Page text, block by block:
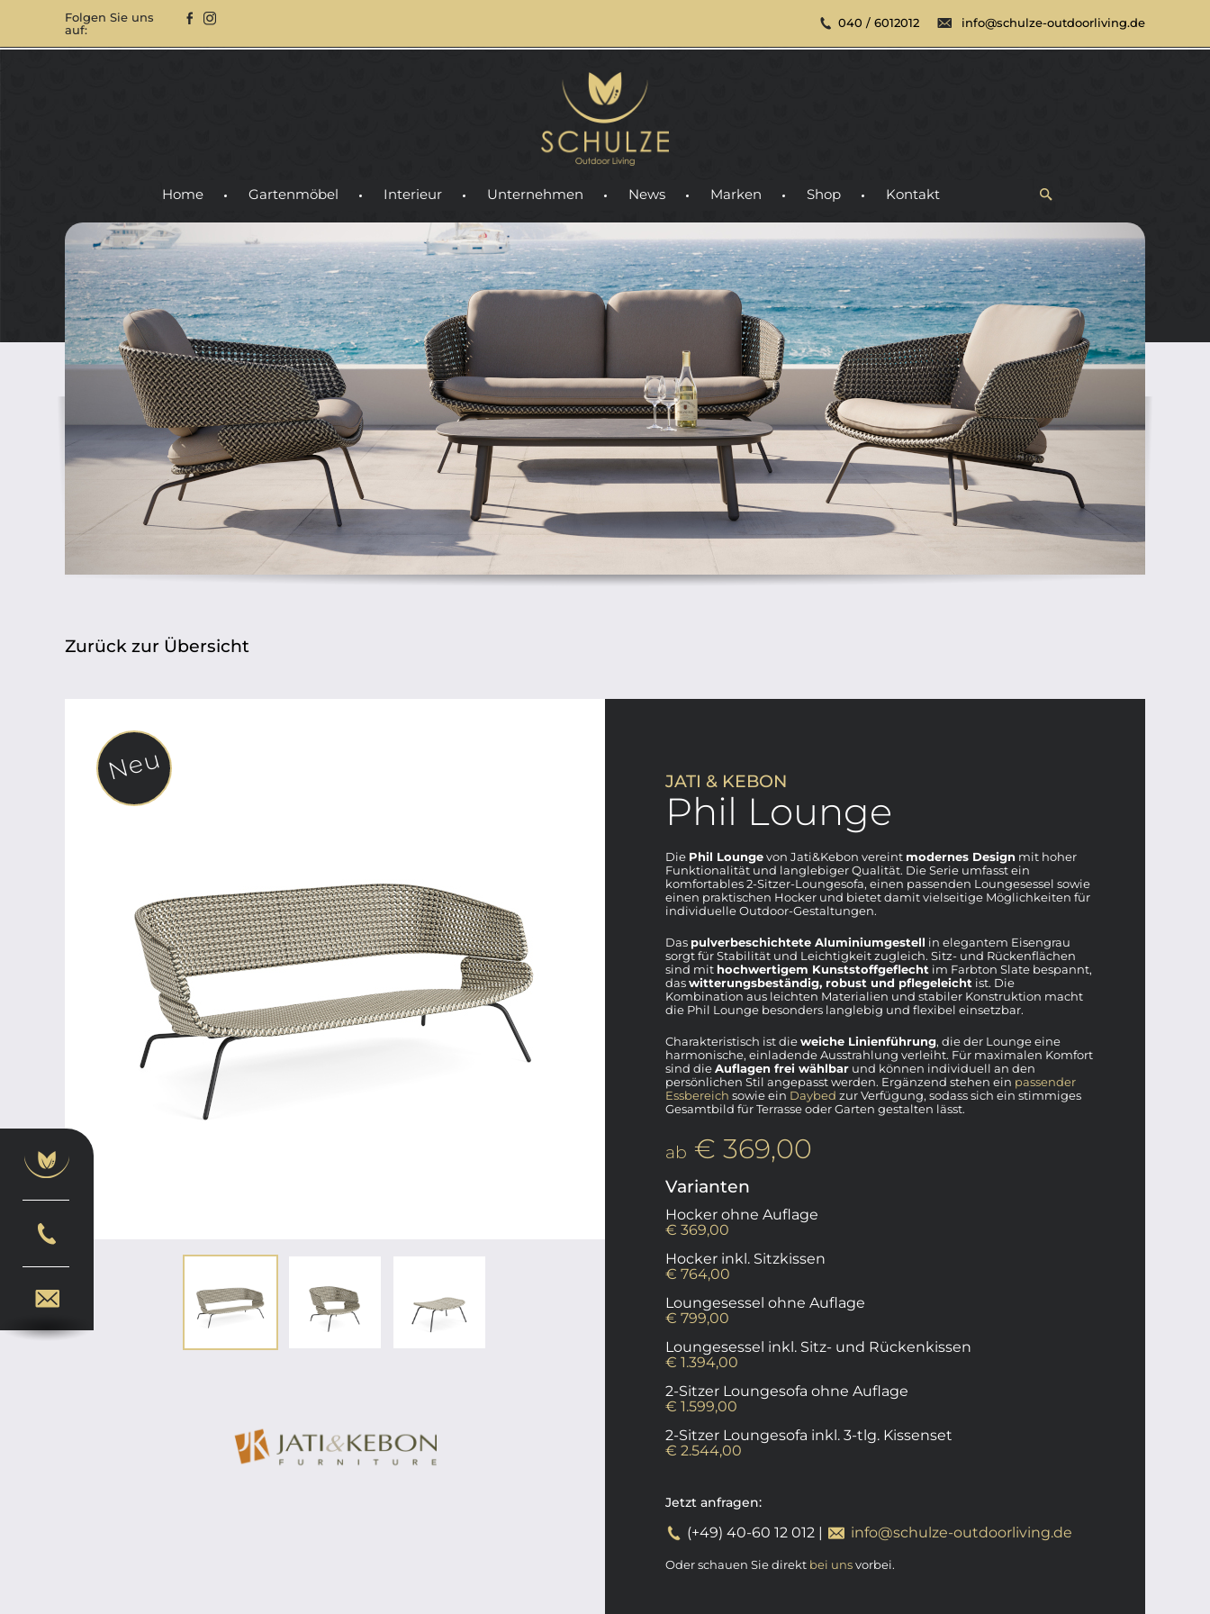
Folgen Sie uns
auf:
040 / 6012012 info@schulze-outdoorliving.de
Home Gartenmöbel Interieur Unternehmen News Marken Shop Kontakt
Zurück zur Übersicht
Neu
Neu
Neu JATI & KEBON
Phil Lounge
Die Phil Loungevon Jati&Kebon vereint modernes Design mit hoher
Funktionalität und langlebiger Qualität. Die Serie umfasst ein
komfortables 2-Sitzer-Loungesofa, einen passenden Loungesessel sowie
einen praktischen Hocker und bietet damit vielseitige Möglichkeiten für
individuelle Outdoor-Gestaltungen.
Das pulverbeschichtete Aluminiumgestell in elegantem Eisengrau
sorgt für Stabilität und Leichtigkeit zugleich. Sitz- und Rückenflächen
sind mit hochwertigem Kunststoffgeflecht im Farbton Slate bespannt,
daswitterungsbeständig, robust und pflegeleicht ist. Die
Kombination aus leichten Materialien und stabiler Konstruktion macht
die Phil Lounge besonders langlebig und flexibel einsetzbar.
Charakteristisch ist dieweiche Linienführung, die der Lounge eine
harmonische, einladende Ausstrahlung verleiht. Für maximalen Komfort
sind dieAuflagen frei wählbar und können individuell an den
persönlichen Stil angepasst werden. Ergänzend stehen ein passender
Essbereich sowie ein Daybed zur Verfügung, sodass sich ein stimmiges
Gesamtbild für Terrasse oder Garten gestalten lässt.
ab € 369,00
Varianten
Hocker ohne Auflage
€ 369,00
Hocker inkl. Sitzkissen
€ 764,00
Loungesessel ohne Auflage
€ 799,00
Loungesessel inkl. Sitz- und Rückenkissen
€ 1.394,00
2-Sitzer Loungesofa ohne Auflage
€ 1.599,00
2-Sitzer Loungesofa inkl. 3-tlg. Kissenset
€ 2.544,00
Jetzt anfragen:
(+49) 40-60 12 012 | info@schulze-outdoorliving.de
Oder schauen Sie direkt bei unsvorbei.